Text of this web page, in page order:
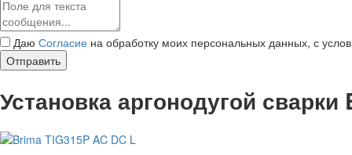
Даю Согласие на обработку моих персональных данных, с
Отправить
Установка аргонодугой сварки